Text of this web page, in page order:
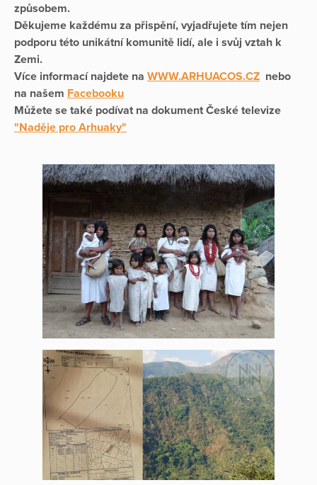
způsobem.
Děkujeme každému za přispění, vyjadřujete tím nejen
podporu této unikátní komunitě lidí, ale i svůj vztah k
Zemi.
Více informací najdete na WWW.ARHUACOS.CZ nebo
na našem Facebooku
Můžete se také podívat na dokument České televize
"Naděje pro Arhuaky"